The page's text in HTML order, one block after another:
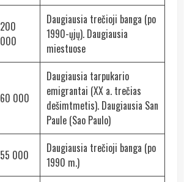
200
000
Daugiausia trečioji banga (po
1990-ųjų). Daugiausia
miestuose
60 000
Daugiausia tarpukario
emigrantai (XX a. trečias
dešimtmetis). Daugiausia San
Paule (Sao Paulo)
55 000
Daugiausia trečioji banga (po
1990 m.)